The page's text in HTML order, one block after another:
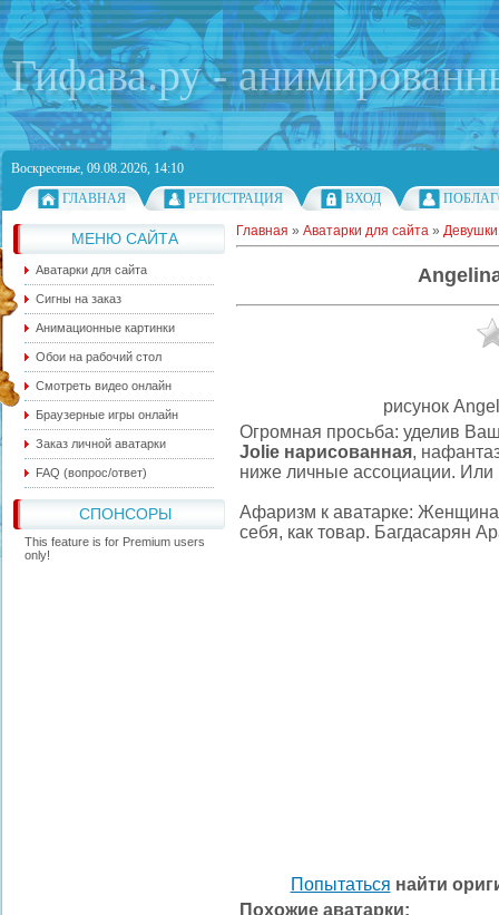
Гифава.ру -
Воскресенье, 09.08.2026, 14:10
ГЛАВНАЯ
РЕГИСТРАЦИЯ ВХОД
МЕНЮ САЙТА
Аватарки для сайта
Сигны на заказ
Анимационные картинки
Обои на рабочий стол
Смотреть видео онлайн
Браузерные игры онлайн
Заказ личной аватарки
FAQ (вопрос/ответ)
СПОНСОРЫ
This feature is for Premium users
only!
Главная » Аватарки для сайта »
рисунок
Огромная просьба: уделив
Jolie нарисованная,
ниже личные ассоциации. Или
Афаризм к аватарке: Женщина,
себя, как товар. Багдасарян
Попытаться найти
Похожие аватарки: